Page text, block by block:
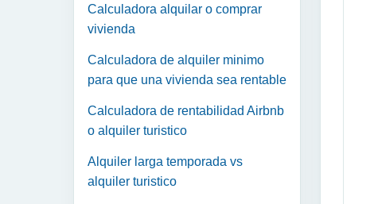
Calculadora alquilar o comprar
vivienda
Calculadora de alquiler minimo
para que una vivienda sea rentable
Calculadora de rentabilidad Airbnb
o alquiler turistico
Alquiler larga temporada vs
alquiler turistico